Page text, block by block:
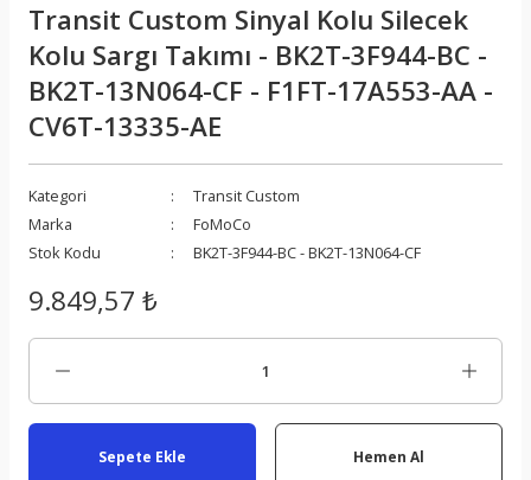
Transit Custom Sinyal Kolu Silecek
Kolu Sargı Takımı - BK2T-3F944-BC -
BK2T-13N064-CF - F1FT-17A553-AA -
CV6T-13335-AE
Kategori
Transit Custom
Marka
FoMoCo
Stok Kodu
BK2T-3F944-BC - BK2T-13N064-CF
9.849,57 ₺
Sepete Ekle Hemen Al